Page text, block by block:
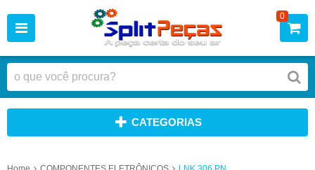
0
CATEGORIAS